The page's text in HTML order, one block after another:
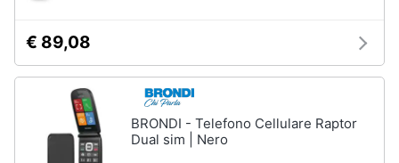
€ 89,08
BRONDI - Telefono Cellulare Raptor
Dual sim | Nero